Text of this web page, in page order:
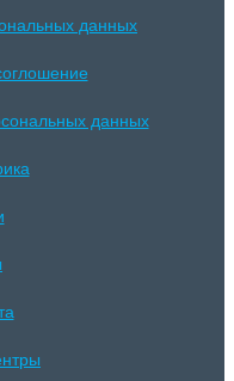
данных
данных